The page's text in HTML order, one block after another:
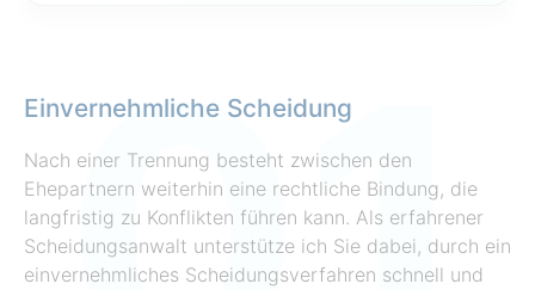
Einvernehmliche Scheidung
Nach einer Trennung besteht zwischen den
Ehepartnern weiterhin eine rechtliche Bindung, die
langfristig zu Konflikten führen kann. Als erfahrener
Scheidungsanwalt unterstütze ich Sie dabei, durch ein
einvernehmliches Scheidungsverfahren schnell und